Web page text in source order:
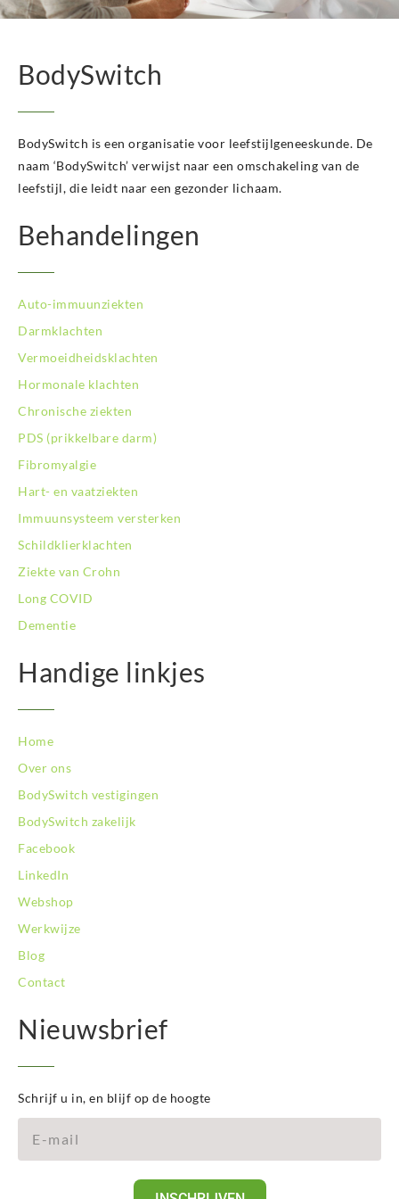
BodySwitch Het Gooi
BodySwitch Hoofddorp
BodySwitch Kerkrade
BodySwitch Krimpenerwaard
BodySwitch Leeuwarden
BodySwitch Lelystad
BodySwitch Maastricht
BodySwitch Nieuwegein
BodySwitch Oss
BodySwitch Purmerend
BodySwitch Roosendaal
BodySwitch Rotterdam-Oost
BodySwitch Schiedam
BodySwitch Son en Breugel
BodySwitch Tilburg
BodySwitch Utrecht
BodySwitch Veluwe
BodySwitch Venlo
BodySwitch Westland
BodySwitch Zaandam
BodySwitch Zuid-Kennemerland
BodySwitch Zuid-Limburg
BodySwitch Zwolle
BodySwitch
BodySwitch is een organisatie voor leefstijlgeneeskunde. De
naam ‘BodySwitch’ verwijst naar een omschakeling van de
leefstijl, die leidt naar een gezonder lichaam.
Behandelingen
Auto-immuunziekten
Darmklachten
Vermoeidheidsklachten
Hormonale klachten
Chronische ziekten
PDS (prikkelbare darm)
Fibromyalgie
Hart- en vaatziekten
Immuunsysteem versterken
Schildklierklachten
Ziekte van Crohn
Long COVID
Dementie
Handige linkjes
Home
Over ons
BodySwitch vestigingen
BodySwitch zakelijk
Facebook
LinkedIn
Webshop
Werkwijze
Blog
Contact
Nieuwsbrief
Schrijf u in, en blijf op de hoogte